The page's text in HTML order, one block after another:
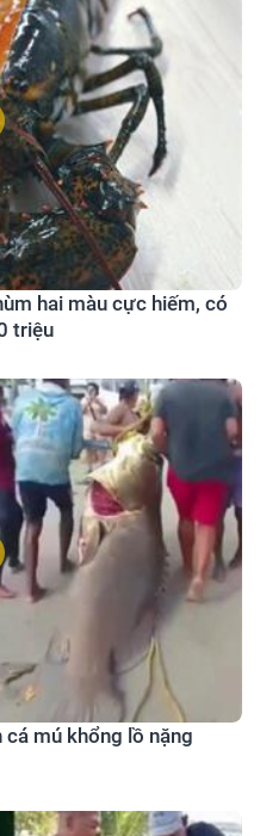
hai màu cực hiếm, có
triệu
mú khổng lồ nặng